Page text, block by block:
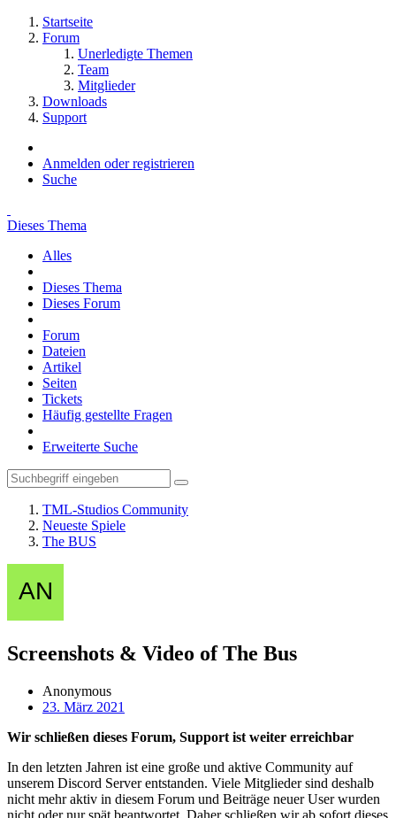
Startseite
Forum
Unerledigte Themen
Team
Mitglieder
Downloads
Support
Anmelden oder registrieren
Suche
Dieses Thema
Alles
Dieses Thema
Dieses Forum
Forum
Dateien
Artikel
Seiten
Tickets
Häufig gestellte Fragen
Erweiterte Suche
TML-Studios Community
Neueste Spiele
The BUS
Screenshots & Video of The Bus
Anonymous
23. März 2021
Wir schließen dieses Forum, Support ist weiter erreichbar
In den letzten Jahren ist eine große und aktive Community auf
unserem Discord Server entstanden. Viele Mitglieder sind deshalb
nicht mehr aktiv in diesem Forum und Beiträge neuer User wurden
nicht oder nur spät beantwortet. Daher schließen wir ab sofort dieses